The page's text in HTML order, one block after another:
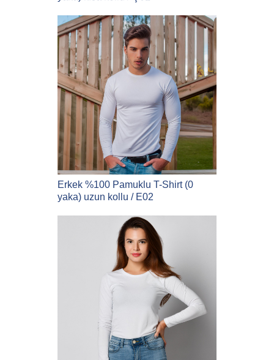
Erkek %100 Pamuklu T-Shirt (0
yaka) uzun kollu / E02